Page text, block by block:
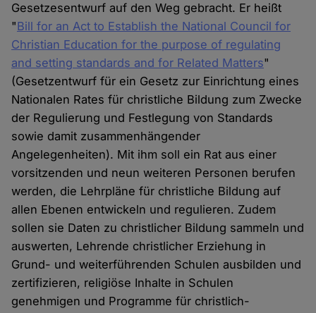
Gesetzesentwurf auf den Weg gebracht. Er heißt
"Bill for an Act to Establish the National Council for
Christian Education for the purpose of regulating
and setting standards and for Related Matters"
(Gesetzentwurf für ein Gesetz zur Einrichtung eines
Nationalen Rates für christliche Bildung zum Zwecke
der Regulierung und Festlegung von Standards
sowie damit zusammenhängender
Angelegenheiten). Mit ihm soll ein Rat aus einer
vorsitzenden und neun weiteren Personen berufen
werden, die Lehrpläne für christliche Bildung auf
allen Ebenen entwickeln und regulieren. Zudem
sollen sie Daten zu christlicher Bildung sammeln und
auswerten, Lehrende christlicher Erziehung in
Grund- und weiterführenden Schulen ausbilden und
zertifizieren, religiöse Inhalte in Schulen
genehmigen und Programme für christlich-